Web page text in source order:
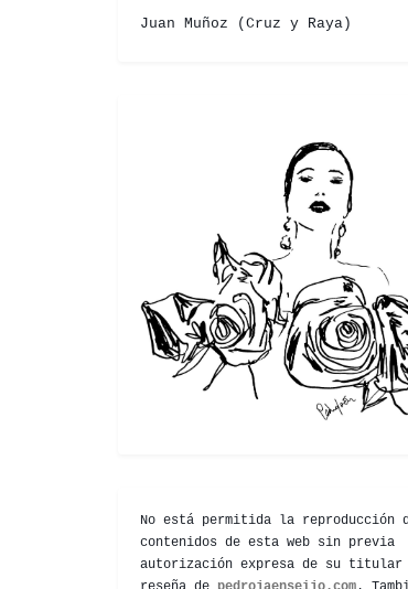
Juan Muñoz (Cruz y Raya)
No está permitida la reproducción
contenidos de esta web sin previa
autorización expresa de su titular